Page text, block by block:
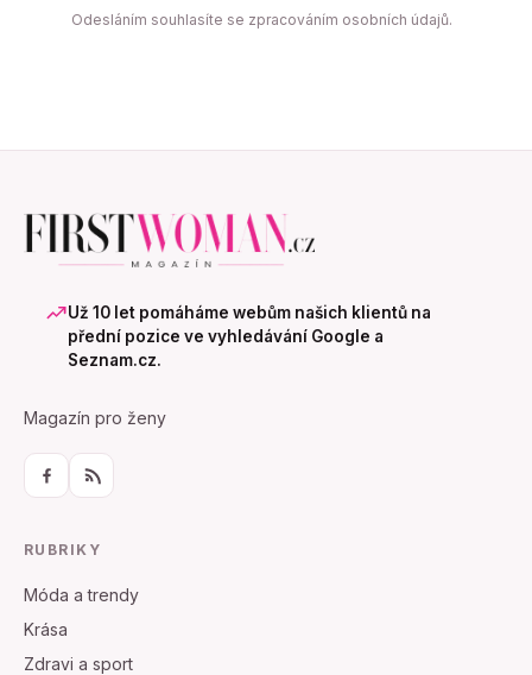
Odesláním souhlasíte se zpracováním osobních údajů.
Už 10 let pomáháme webům našich klientů na
přední pozice ve vyhledávání Google a
Seznam.cz.
Magazín pro ženy
RUBRIKY
Móda a trendy
Krása
Zdravi a sport